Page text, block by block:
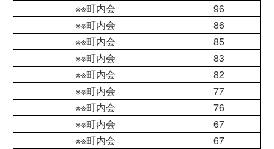
※※町内会
96
※※町内会
86
※※町内会
85
※※町内会
83
※※町内会
82
※※町内会
77
※※町内会
76
※※町内会
67
※※町内会
67